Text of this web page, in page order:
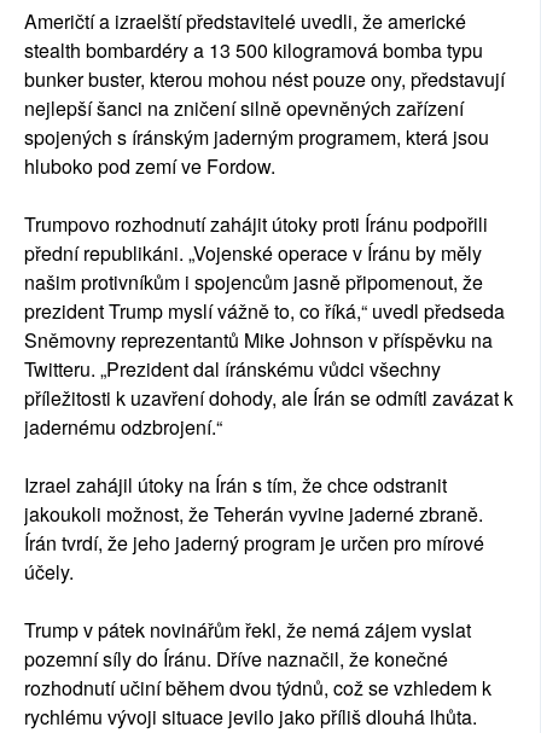
Američtí a izraelští představitelé uvedli, že americké
stealth bombardéry a 13 500 kilogramová bomba typu
bunker buster, kterou mohou nést pouze ony, představují
nejlepší šanci na zničení silně opevněných zařízení
spojených s íránským jaderným programem, která jsou
hluboko pod zemí ve Fordow.
Trumpovo rozhodnutí zahájit útoky proti Íránu podpořili
přední republikáni. „Vojenské operace v Íránu by měly
našim protivníkům i spojencům jasně připomenout, že
prezident Trump myslí vážně to, co říká,“ uvedl předseda
Sněmovny reprezentantů Mike Johnson v příspěvku na
Twitteru. „Prezident dal íránskému vůdci všechny
příležitosti k uzavření dohody, ale Írán se odmítl zavázat k
jadernému odzbrojení.“
Izrael zahájil útoky na Írán s tím, že chce odstranit
jakoukoli možnost, že Teherán vyvine jaderné zbraně.
Írán tvrdí, že jeho jaderný program je určen pro mírové
účely.
Trump v pátek novinářům řekl, že nemá zájem vyslat
pozemní síly do Íránu. Dříve naznačil, že konečné
rozhodnutí učiní během dvou týdnů, což se vzhledem k
rychlému vývoji situace jevilo jako příliš dlouhá lhůta.